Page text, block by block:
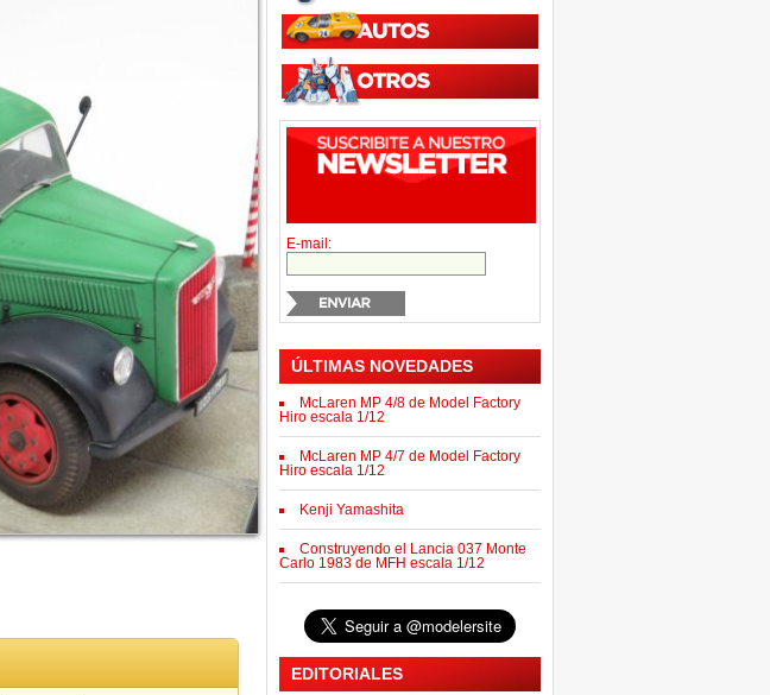
E-mail:
ÚLTIMAS NOVEDADES
McLaren MP 4/8 de Model Factory
Hiro escala 1/12
McLaren MP 4/7 de Model Factory
Hiro escala 1/12
Kenji Yamashita
Construyendo el Lancia 037 Monte
Carlo 1983 de MFH escala 1/12
EDITORIALES